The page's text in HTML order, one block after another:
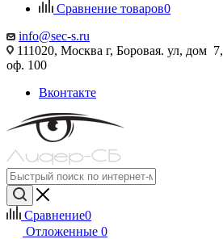
Сравнение товаров0
info@sec-s.ru
111020, Москва г, Боровая. ул, дом
оф. 100
Вконтакте
Сравнение0
Отложенные 0